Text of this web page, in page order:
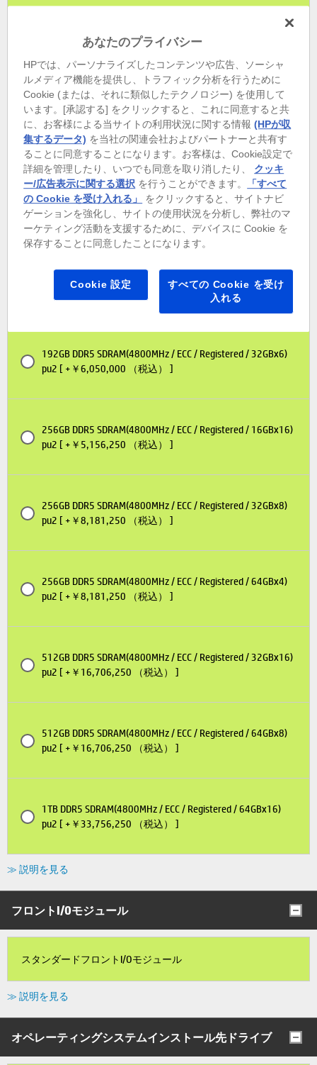
64GB DDR5 SDRAM(4800MHz / ECC / Registered / 32GBx2)
pu2 [ +￥1,787,500 （税込） ]
96GB DDR5 SDRAM(4800MHz / ECC / Registered / 16GBx6)
pu2 [ +￥1,718,750 （税込） ]
128GB DDR5 SDRAM(4800MHz / ECC / Registered / 16GBx8)
pu2 [ +￥2,406,250 （税込） ]
128GB DDR5 SDRAM(4800MHz / ECC / Registered / 32GBx4)
pu2 [ +￥3,918,750 （税込） ]
192GB DDR5 SDRAM(4800MHz / ECC / Registered / 32GBx6)
pu2 [ +￥6,050,000 （税込） ]
256GB DDR5 SDRAM(4800MHz / ECC / Registered / 16GBx16)
pu2 [ +￥5,156,250 （税込） ]
256GB DDR5 SDRAM(4800MHz / ECC / Registered / 32GBx8)
pu2 [ +￥8,181,250 （税込） ]
256GB DDR5 SDRAM(4800MHz / ECC / Registered / 64GBx4)
pu2 [ +￥8,181,250 （税込） ]
512GB DDR5 SDRAM(4800MHz / ECC / Registered / 32GBx16)
pu2 [ +￥16,706,250 （税込） ]
512GB DDR5 SDRAM(4800MHz / ECC / Registered / 64GBx8)
pu2 [ +￥16,706,250 （税込） ]
1TB DDR5 SDRAM(4800MHz / ECC / Registered / 64GBx16)
pu2 [ +￥33,756,250 （税込） ]
≫ 説明を見る
フロントI/Oモジュール
スタンダードフロントI/Oモジュール
≫ 説明を見る
オペレーティングシステムインストール先ドライブ
あなたのプライバシー
HPでは、パーソナライズしたコンテンツや広告、ソーシャ
ルメディア機能を提供し、トラフィック分析を行うために
Cookie (または、それに類似したテクノロジー) を使用して
います。[承認する] をクリックすると、これに同意すると共
に、お客様による当サイトの利用状況に関する情報(HPが収
集するデータ) を当社の関連会社およびパートナーと共有す
ることに同意することになります。お客様は、Cookie設定で
詳細を管理したり、いつでも同意を取り消したり、 クッキ
ー/広告表示に関する選択 を行うことができます。
「すべて
の Cookie を受け入れる」
をクリックすると、サイトナビ
ゲーションを強化し、サイトの使用状況を分析し、弊社のマ
ーケティング活動を支援するために、デバイスに Cookie を
保存することに同意したことになります。
Cookie 設定
すべての Cookie を受け
入れる